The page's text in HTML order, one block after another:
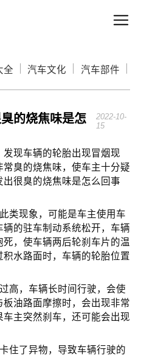
全 汽车文化 汽车部件
的烧焦味是怎
2022-10-
15
发现车辆的轮胎出现冒烟现
常臭的烧焦味，使车主十分疑
很臭的烧焦味是怎么回事
类现象，可能是车主使用车
的驻车制动系统松开，车辆
，使车辆两后轮刹车片的温
积水路面时，车辆的轮胎位置
高，车辆长时间行驶，会使
油路面摩擦时，会出现非常
车主突然刹车，还可能会出现
住了异物，导致车辆行驶的